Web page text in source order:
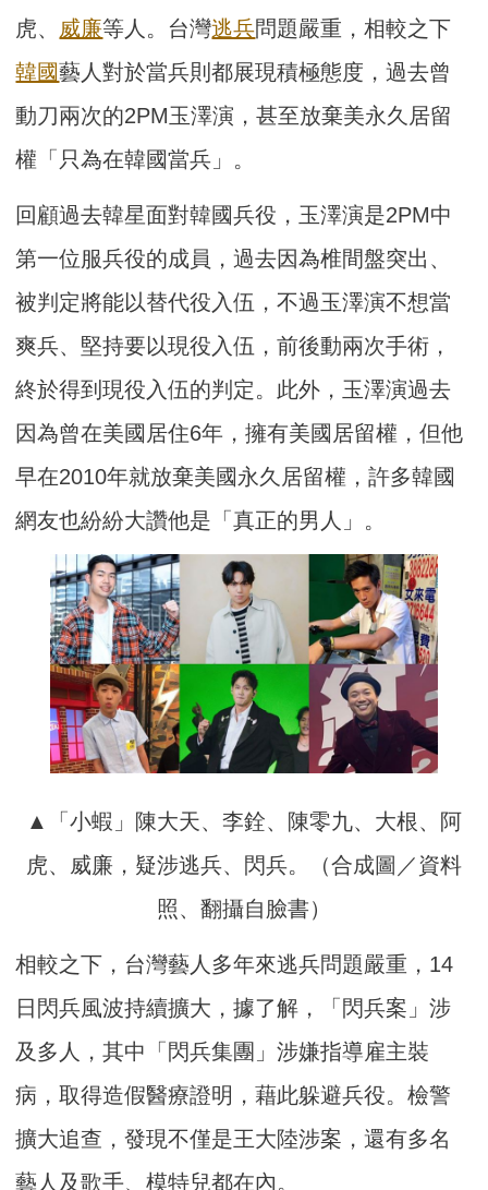
虎、 威廉等人。台灣逃兵問題嚴重，相較之下
韓國藝人對於當兵則都展現積極態度，過去曾
動刀兩次的2PM玉澤演，甚至放棄美永久居留
權「只為在韓國當兵」。
回顧過去韓星面對韓國兵役，玉澤演是2PM中
第一位服兵役的成員，過去因為椎間盤突出、
被判定將能以替代役入伍，不過玉澤演不想當
爽兵、堅持要以現役入伍，前後動兩次手術，
終於得到現役入伍的判定。此外，玉澤演過去
因為曾在美國居住6年，擁有美國居留權，但他
早在2010年就放棄美國永久居留權，許多韓國
網友也紛紛大讚他是「真正的男人」。
▲「小蝦」陳大天、李銓、陳零九、大根、阿
虎、威廉，疑涉逃兵、閃兵。（合成圖／資料
照、翻攝自臉書）
相較之下，台灣藝人多年來逃兵問題嚴重，14
日閃兵風波持續擴大，據了解，「閃兵案」涉
及多人，其中「閃兵集團」涉嫌指導雇主裝
病，取得造假醫療證明，藉此躲避兵役。檢警
擴大追查，發現不僅是王大陸涉案，還有多名
藝人及歌手、模特兒都在內。